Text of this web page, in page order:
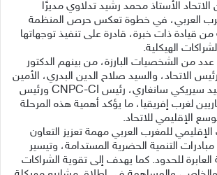
الاتحاد الأستاذ محمد رشيد تدلاوي مديرًا
العربي، في خطوة تعكس حرص المنظمة
قيادة ذات خبرة، قادرة على تنفيذ توجهاتها
الهيكلية.
من الشخصيات البارزة، من بينهم الدكتور
الاتحاد، والسيد صلاح الدين البدري، الأمين
العام، إلى جانب السيد سيريكي سانغاري، رئيس CNPC-CI ورئيس
لغرب إفريقيا، ما يؤكد أهمية هذه المرحلة
الإقليمي للاتحاد.
للمغرب العربي مهمة تعزيز التعاون
التنمية الحضرية المستدامة، وتيسير
العابرة للحدود. كما يهدف إلى تقوية الشراكات